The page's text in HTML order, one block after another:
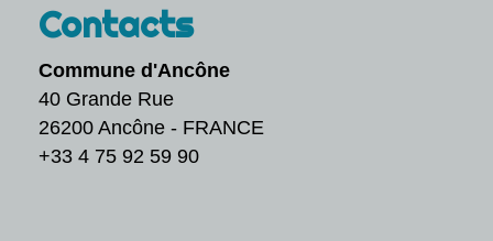
Contacts
Commune d'Ancône
40 Grande Rue
26200 Ancône - FRANCE
+33 4 75 92 59 90